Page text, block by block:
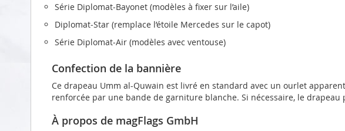
Série Diplomat‑Bayonet (modèles à fixer sur l’aile)
Diplomat‑Star (remplace l’étoile Mercedes sur le capot)
Série Diplomat‑Air (modèles avec ventouse)
Confection de la bannière
Ce drapeau Umm al-Quwain est livré en standard avec un ourlet
renforcée par une bande de garniture blanche. Si nécessaire, le drapeau
À propos de magFlags GmbH